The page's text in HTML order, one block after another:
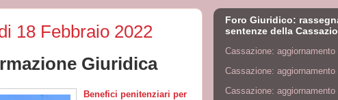
18 Febbraio 2022
Giuridica
Benefici penitenziari per
Foro Giuridico:
sentenze della
Cassazione: aggiornamento
Cassazione: aggiornamento
Cassazione: